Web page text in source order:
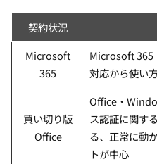
契約状況
Microsoft
365
Microsoft 365
対応から使い
買い切り版
Office
Office・
ス認証に関す
る、正常に動
トが中心